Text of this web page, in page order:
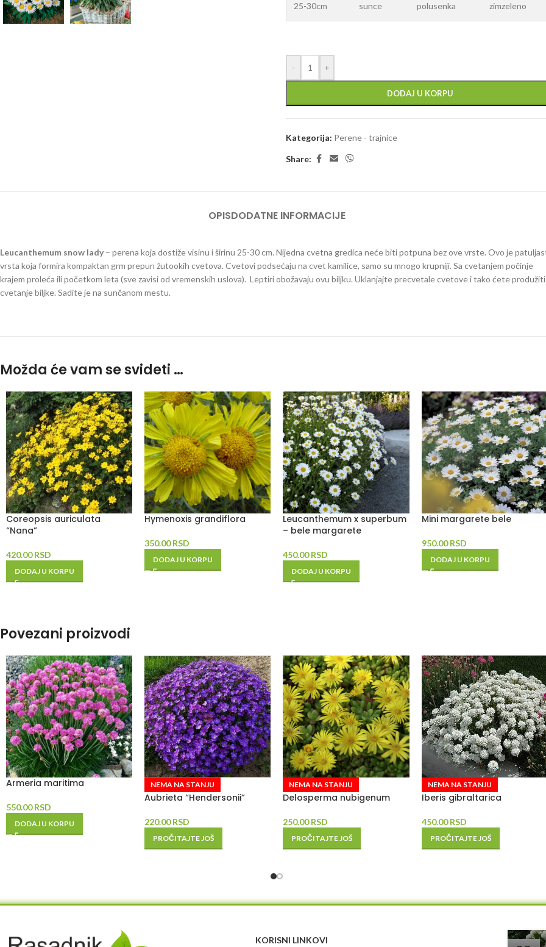
25-30cm sunce polusenka zimzeleno
- +
DODAJ U KORPU
Kategorija: Perene - trajnice
Share:
OPISDODATNE INFORMACIJE
Leucanthemum snow lady – perena koja dostiže visinu i širinu 25-30 cm. Nijedna cvetna gredica neće biti potpuna bez ove vrste. Ovo je
vrsta koja formira kompaktan grm prepun žutookih cvetova. Cvetovi podsećaju na cvet kamilice, samo su mnogo krupniji. Sa cvetanjem počinje
krajem proleća ili početkom leta (sve zavisi od vremenskih uslova). Leptiri obožavaju ovu biljku. Uklanjajte precvetale cvetove i tako ćete produžiti
cvetanje biljke. Sadite je na sunčanom mestu.
Možda će vam se svideti …
Coreopsis auriculata
“Nana”
420.00RSD
DODAJ U KORPU
Hymenoxis grandiflora
350.00RSD
DODAJ U KORPU
Leucanthemum x superbum
– bele margarete
450.00RSD
DODAJ U KORPU
Mini margarete bele
950.00RSD
DODAJ U KORPU
Povezani proizvodi
Armeria maritima
550.00RSD
DODAJ U KORPU
NEMA NA STANJU
Aubrieta “Hendersonii”
220.00RSD
PROČITAJTE JOŠ
NEMA NA STANJU
Delosperma nubigenum
250.00RSD
PROČITAJTE JOŠ
NEMA NA STANJU
Iberis gibraltarica
450.00RSD
PROČITAJTE JOŠ
KORISNI LINKOVI